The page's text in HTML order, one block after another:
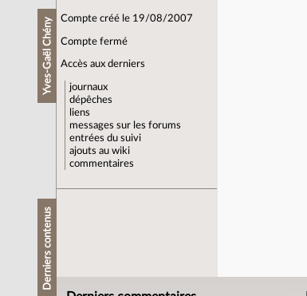
Yves-Gaël Chény Compte créé le 19/08/2007
Compte fermé
Accès aux derniers
journaux
dépêches
liens
messages sur les forums
entrées du suivi
ajouts au wiki
commentaires
Derniers contenus